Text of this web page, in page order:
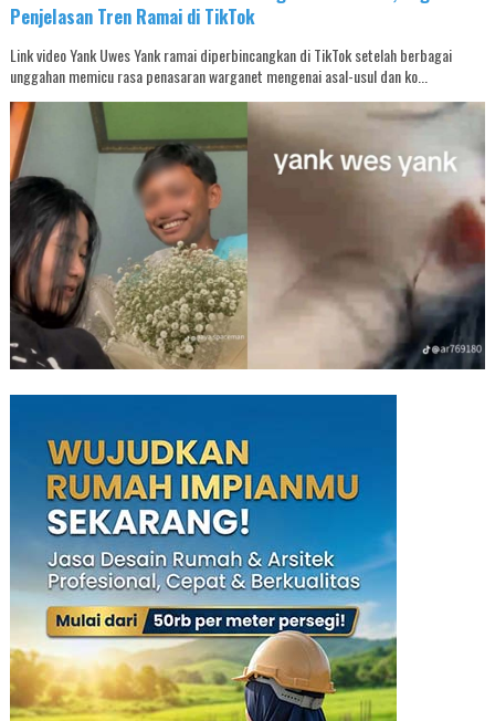
Penjelasan Tren Ramai di TikTok
Link video Yank Uwes Yank ramai diperbincangkan di TikTok setelah berbagai
unggahan memicu rasa penasaran warganet mengenai asal-usul dan ko...